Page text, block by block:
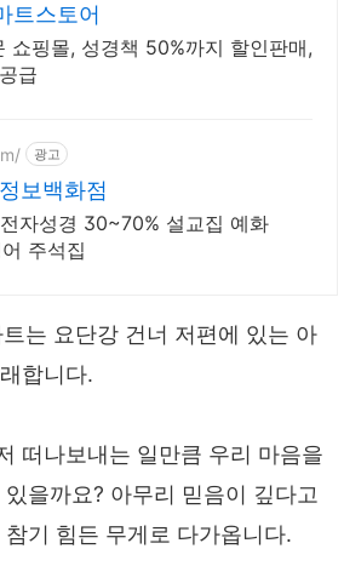
트스토어
쇼핑몰, 성경책 50%까지 할인판매,
급
광고
보백화점
자성경 30~70% 설교집 예화
주석집
트는 요단강 건너 저편에 있는 아
합니다.
떠나보내는 일만큼 우리 마음을
을까요? 아무리 믿음이 깊다고
기 힘든 무게로 다가옵니다.